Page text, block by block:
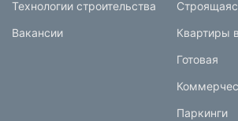
Технологии строительства
Вакансии
Квартиры
Готовая
Паркинги